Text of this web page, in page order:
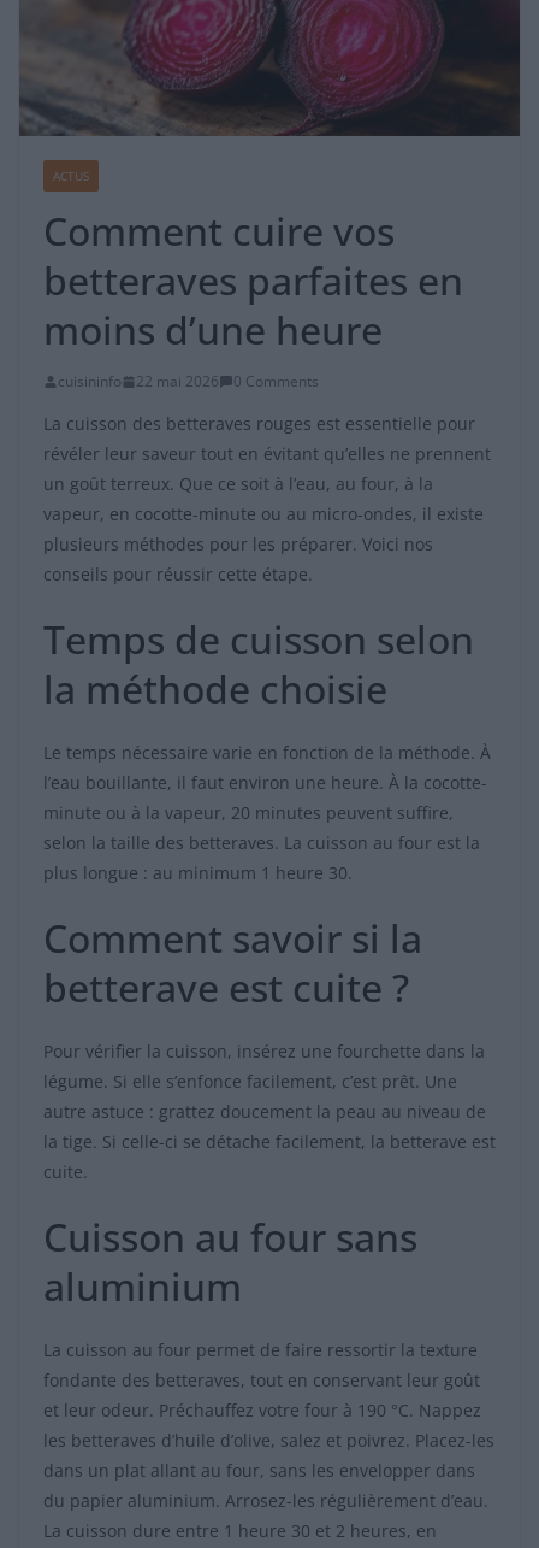
ACTUS
Comment cuire vos
betteraves parfaites en
moins d’une heure
cuisininfo 22 mai 2026 0 Comments
La cuisson des betteraves rouges est essentielle pour
révéler leur saveur tout en évitant qu’elles ne prennent
un goût terreux. Que ce soit à l’eau, au four, à la
vapeur, en cocotte-minute ou au micro-ondes, il existe
plusieurs méthodes pour les préparer. Voici nos
conseils pour réussir cette étape.
Temps de cuisson selon
la méthode choisie
Le temps nécessaire varie en fonction de la méthode. À
l’eau bouillante, il faut environ une heure. À la cocotte-
minute ou à la vapeur, 20 minutes peuvent suffire,
selon la taille des betteraves. La cuisson au four est la
plus longue : au minimum 1 heure 30.
Comment savoir si la
betterave est cuite ?
Pour vérifier la cuisson, insérez une fourchette dans la
légume. Si elle s’enfonce facilement, c’est prêt. Une
autre astuce : grattez doucement la peau au niveau de
la tige. Si celle-ci se détache facilement, la betterave est
cuite.
Cuisson au four sans
aluminium
La cuisson au four permet de faire ressortir la texture
fondante des betteraves, tout en conservant leur goût
et leur odeur. Préchauffez votre four à 190 °C. Nappez
les betteraves d’huile d’olive, salez et poivrez. Placez-les
dans un plat allant au four, sans les envelopper dans
du papier aluminium. Arrosez-les régulièrement d’eau.
La cuisson dure entre 1 heure 30 et 2 heures, en